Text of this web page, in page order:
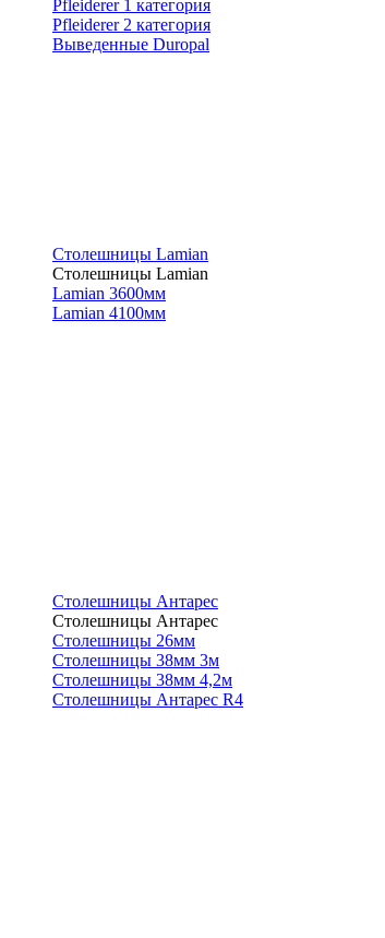
Pfleiderer 1 категория
Pfleiderer 2 категория
Выведенные Duropal
Столешницы Lamian
Столешницы Lamian
Lamian 3600мм
Lamian 4100мм
Столешницы Антарес
Столешницы Антарес
Столешницы 26мм
Столешницы 38мм 3м
Столешницы 38мм 4,2м
Столешницы Антарес R4